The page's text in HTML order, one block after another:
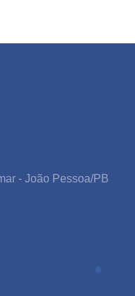
- João Pessoa/PB